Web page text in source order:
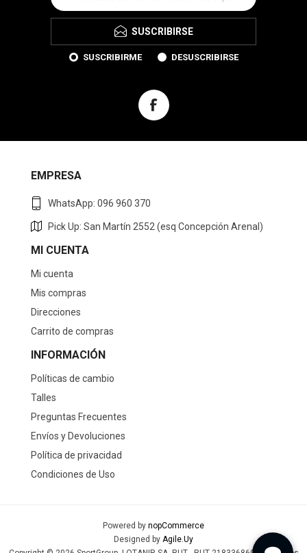
SUSCRIBIRSE
SUSCRIBIRME DESUSCRIBIRSE
EMPRESA
WhatsApp: 096 960 370
Pick Up: San Martín 2552 (esq Concepción Arenal)
MI CUENTA
Mi cuenta
Mis compras
Direcciones
Carrito de compras
INFORMACIÓN
Políticas de cambio
Talles
Preguntas Frecuentes
Envíos y Devoluciones
Política de privacidad
Condiciones de Uso
Powered by nopCommerce
Designed by Agile.Uy